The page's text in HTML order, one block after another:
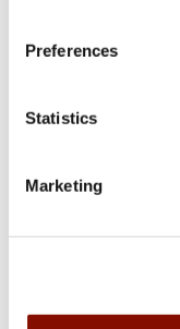
Preferences
Statistics
Marketing